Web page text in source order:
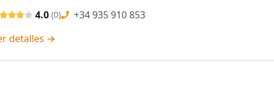
4.0 (0)
+34 935 910 853
detalles →